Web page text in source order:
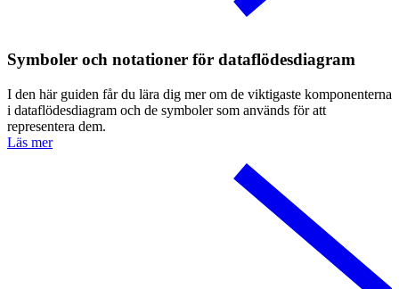
Symboler och notationer för dataflödesdiagram
I den här guiden får du lära dig mer om de viktigaste komponenterna
i dataflödesdiagram och de symboler som används för att
representera dem.
Läs mer